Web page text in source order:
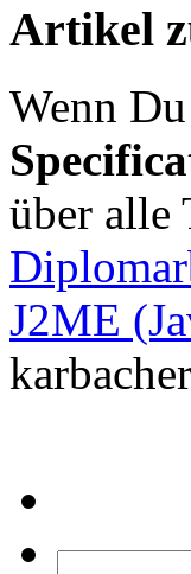
Artikel
Wenn
über alle
J2ME